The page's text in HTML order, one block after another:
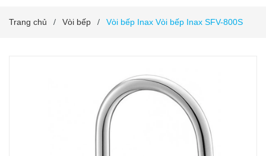
Trang chủ / Vòi bếp / Vòi bếp Inax Vòi bếp Inax SFV-800S